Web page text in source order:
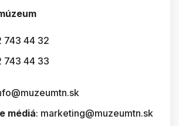
743 44 32
743 44 33
médiá: marketing@muzeumtn.sk